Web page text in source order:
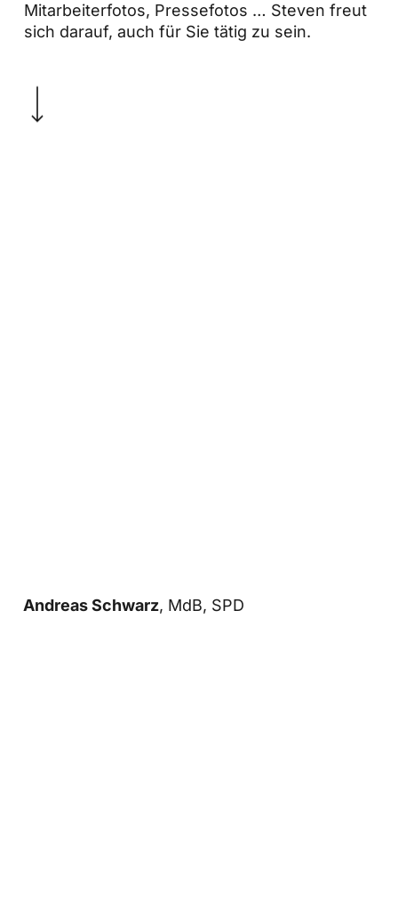
Mitarbeiterfotos, Pressefotos … Steven freut
sich darauf, auch für Sie tätig zu sein.
Andreas Schwarz, MdB, SPD